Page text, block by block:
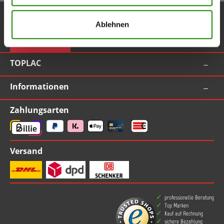
Ablehnen
Service-Hotline
Vertrag widerrufen
TOPLAC
Informationen
Zahlungsarten
Versand
professionelle Beratung
Top Marken
Kauf auf Rechnung
sichere Bezahlung